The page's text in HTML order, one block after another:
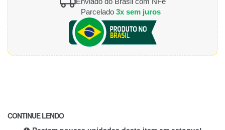
Parcelado 3x sem juros
CONTINUE LENDO